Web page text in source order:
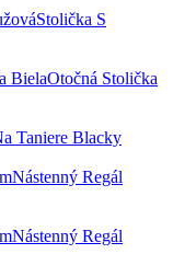
Stolička S
Otočná Stolička
Taniere Blacky
Nástenný Regál
Nástenný Regál